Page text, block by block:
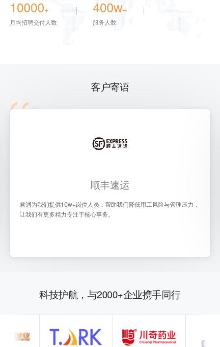
10000+
月均招聘交付人数
400w+
服务人数
客户寄语
顺丰速运
君润为我们提供10w+岗位人员，帮助我们降低用工风险与管理压力，
让我们有更多精力专注于核心事务。
科技护航，与2000+企业携手同行